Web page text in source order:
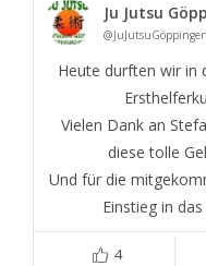
Ju Jutsu
@JuJutsuGöppingen
Heute durften wir in
Vielen Dank an
diese tolle
Und für die
Einstieg in
4